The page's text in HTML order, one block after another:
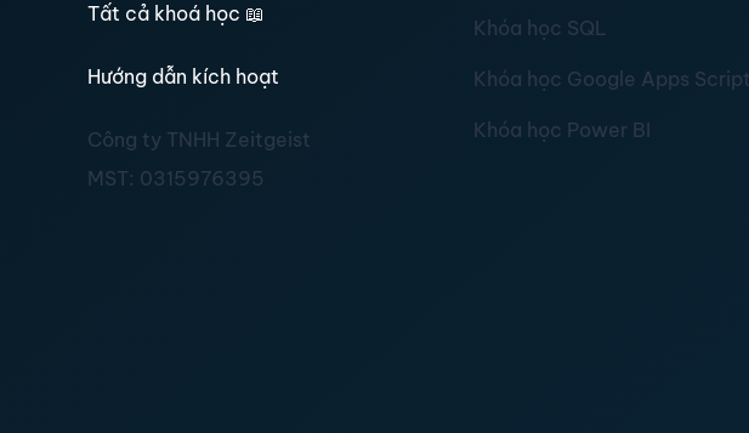
Tất cả khoá học 📖
Hướng dẫn kích hoạt
Công ty TNHH Zeitgeist
MST: 0315976395
Khóa học SQL
Khóa học Google Apps Script
Khóa học Power BI